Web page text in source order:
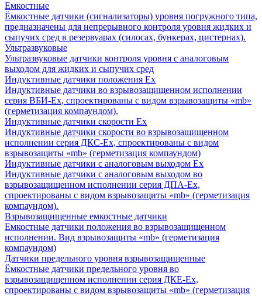
Емкостные
Ёмкостные датчики (сигнализаторы) уровня погружного типа,
предназначены для непрерывного контроля уровня жидких и
сыпучих сред в резервуарах (силосах, бункерах, цистернах).
Ультразвуковые
Ультразвуковые датчики контроля уровня с аналоговым
выходом для жидких и сыпучих сред
Индуктивные датчики положения Ех
Индуктивные датчики во взрывозащищенном исполнении
серия ВБИ-Ех, спроектированы с видом взрывозащиты «mb»
(герметизация компаундом).
Индуктивные датчики скорости Ех
Индуктивные датчики скорости во взрывозащищенном
исполнении серия ДКС-Ех, спроектированы с видом
взрывозащиты «mb» (герметизация компаундом)
Индуктивные датчики с аналоговым выходом Ех
Индуктивные датчики с аналоговым выходом во
взрывозащищенном исполнении серия ДПА-Ех,
спроектированы с видом взрывозащиты «mb» (герметизация
компаундом).
Взрывозащищенные емкостные датчики
Емкостные датчики положения во взрывозащищенном
исполнении. Вид взрывозащиты «mb» (герметизация
компаундом)
Датчики предельного уровня взрывозащищенные
Ёмкостные датчики предельного уровня во
взрывозащищенном исполнении серия ДКЕ-Ех,
спроектированы с видом взрывозащиты «mb» (герметизация